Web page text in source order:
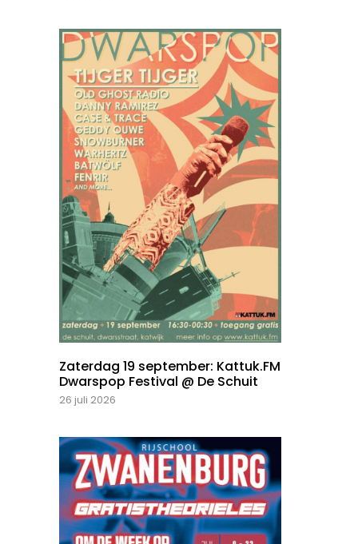
Zaterdag 19 september: Kattuk.FM
Dwarspop Festival @ De Schuit
26 juli 2026